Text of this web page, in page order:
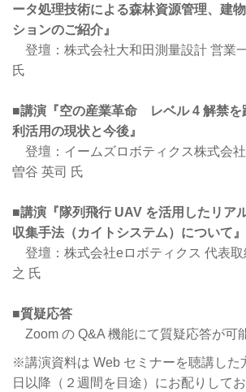
ータ処理技術による森林資源管理、建
ションのご紹介』
登壇：株式会社大和田測量設計 営業
氏
■講演『空の産業革命 レベル 4 解禁を
利活用の現状と今後』
登壇：イームズロボティクス株式会
曽谷 英司 氏
■講演『隊列飛行 UAV を活用したリア
収集手法（カイトシステム）について』
登壇：株式会社eロボティクス 代表
之 氏
■質疑応答
Zoom の Q&A 機能にて質疑応答が可
※講演資料は Web セミナーを聴講した
日以降（２週間を目途）にお配りしてお